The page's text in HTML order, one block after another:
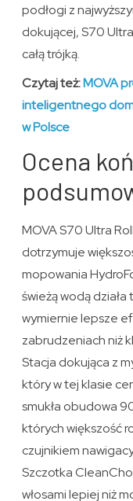
podłogi z
dokującej, S70
całą trójką.
Czytaj też:MOVA
inteligentnego
w Polsce
Ocena
MOVA S70 Ultra
dotrzymuje
mopowania
świeżą wodą
wymiernie lepsze
zabrudzeniach niż
Stacja dokująca z
który w tej klasie
smukła obudowa
których większość
czujnikiem
Szczotka
włosami lepiej niż